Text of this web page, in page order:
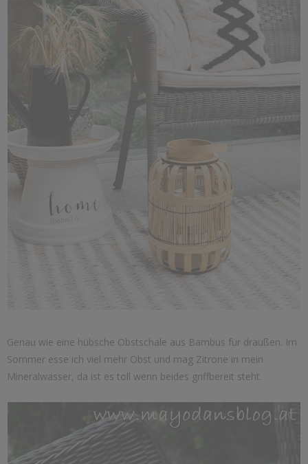
Genau wie eine hübsche Obstschale aus Bambus für draußen. Im
Sommer esse ich viel mehr Obst und mag Zitrone in mein
Mineralwasser, da ist es toll wenn beides griffbereit steht.